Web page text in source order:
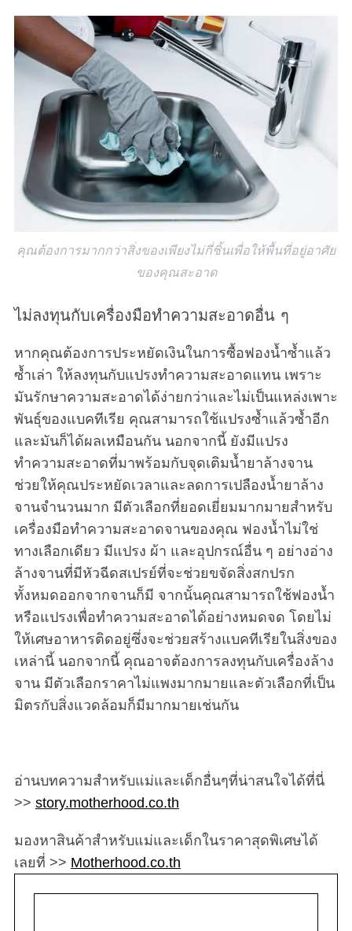
คุณต้องการมากกว่าสิ่งของเพียงไม่กี่ชิ้นเพื่อให้พื้นที่อยู่อาศัย
ของคุณสะอาด
ไม่ลงทุนกับเครื่องมือทำความสะอาดอื่น ๆ
หากคุณต้องการประหยัดเงินในการซื้อฟองน้ำซ้ำแล้ว
ซ้ำเล่า ให้ลงทุนกับแปรงทำความสะอาดแทน เพราะ
มันรักษาความสะอาดได้ง่ายกว่าและไม่เป็นแหล่งเพาะ
พันธุ์ของแบคทีเรีย คุณสามารถใช้แปรงซ้ำแล้วซ้ำอีก
และมันก็ได้ผลเหมือนกัน นอกจากนี้ ยังมีแปรง
ทำความสะอาดที่มาพร้อมกับจุดเติมน้ำยาล้างจาน
ช่วยให้คุณประหยัดเวลาและลดการเปลืองน้ำยาล้าง
จานจำนวนมาก มีตัวเลือกที่ยอดเยี่ยมมากมายสำหรับ
เครื่องมือทำความสะอาดจานของคุณ ฟองน้ำไม่ใช่
ทางเลือกเดียว มีแปรง ผ้า และอุปกรณ์อื่น ๆ อย่างอ่าง
ล้างจานที่มีหัวฉีดสเปรย์ที่จะช่วยขจัดสิ่งสกปรก
ทั้งหมดออกจากจานก็มี จากนั้นคุณสามารถใช้ฟองน้ำ
หรือแปรงเพื่อทำความสะอาดได้อย่างหมดจด โดยไม่
ให้เศษอาหารติดอยู่ซึ่งจะช่วยสร้างแบคทีเรียในสิ่งของ
เหล่านี้ นอกจากนี้ คุณอาจต้องการลงทุนกับเครื่องล้าง
จาน มีตัวเลือกราคาไม่แพงมากมายและตัวเลือกที่เป็น
มิตรกับสิ่งแวดล้อมก็มีมากมายเช่นกัน
อ่านบทความสำหรับแม่และเด็กอื่นๆที่น่าสนใจได้ที่นี่
>> story.motherhood.co.th
มองหาสินค้าสำหรับแม่และเด็กในราคาสุดพิเศษได้
เลยที่ >> Motherhood.co.th